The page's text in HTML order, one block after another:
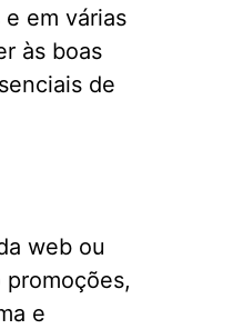
em várias
às boas
de
web ou
e